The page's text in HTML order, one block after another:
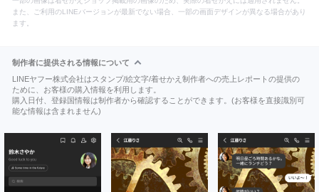
また、ご利用のLINEバージョンが最新でない場合、一部の画面デザインが異なる場合があり
ます。
制作者に提供される情報について
LINEヤフー株式会社はスタンプ/絵文字/着せかえ制作者への売上レポートの提供の
ために、お客様の購入情報を利用します。
購入日付、登録国情報は制作者から確認することができます。(お客様を直接識別可
能な情報は含まれません)